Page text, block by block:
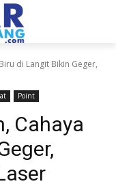
di Langit Bikin Geger,
Point
Cahaya